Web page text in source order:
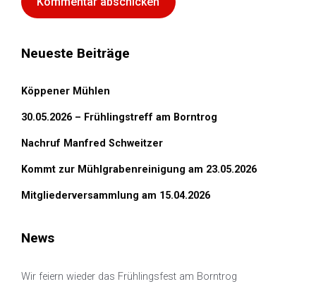
Neueste Beiträge
Köppener Mühlen
30.05.2026 – Frühlingstreff am Borntrog
Nachruf Manfred Schweitzer
Kommt zur Mühlgrabenreinigung am 23.05.2026
Mitgliederversammlung am 15.04.2026
News
Wir feiern wieder das Frühlingsfest am Borntrog